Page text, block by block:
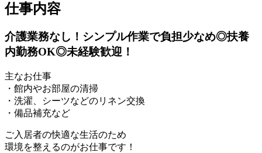
仕事内容
介護業務なし！シンプル作業で負担少なめ◎扶養
内勤務OK◎未経験歓迎！
主なお仕事
・館内やお部屋の清掃
・洗濯、シーツなどのリネン交換
・備品補充など
ご入居者の快適な生活のため
環境を整えるのがお仕事です！